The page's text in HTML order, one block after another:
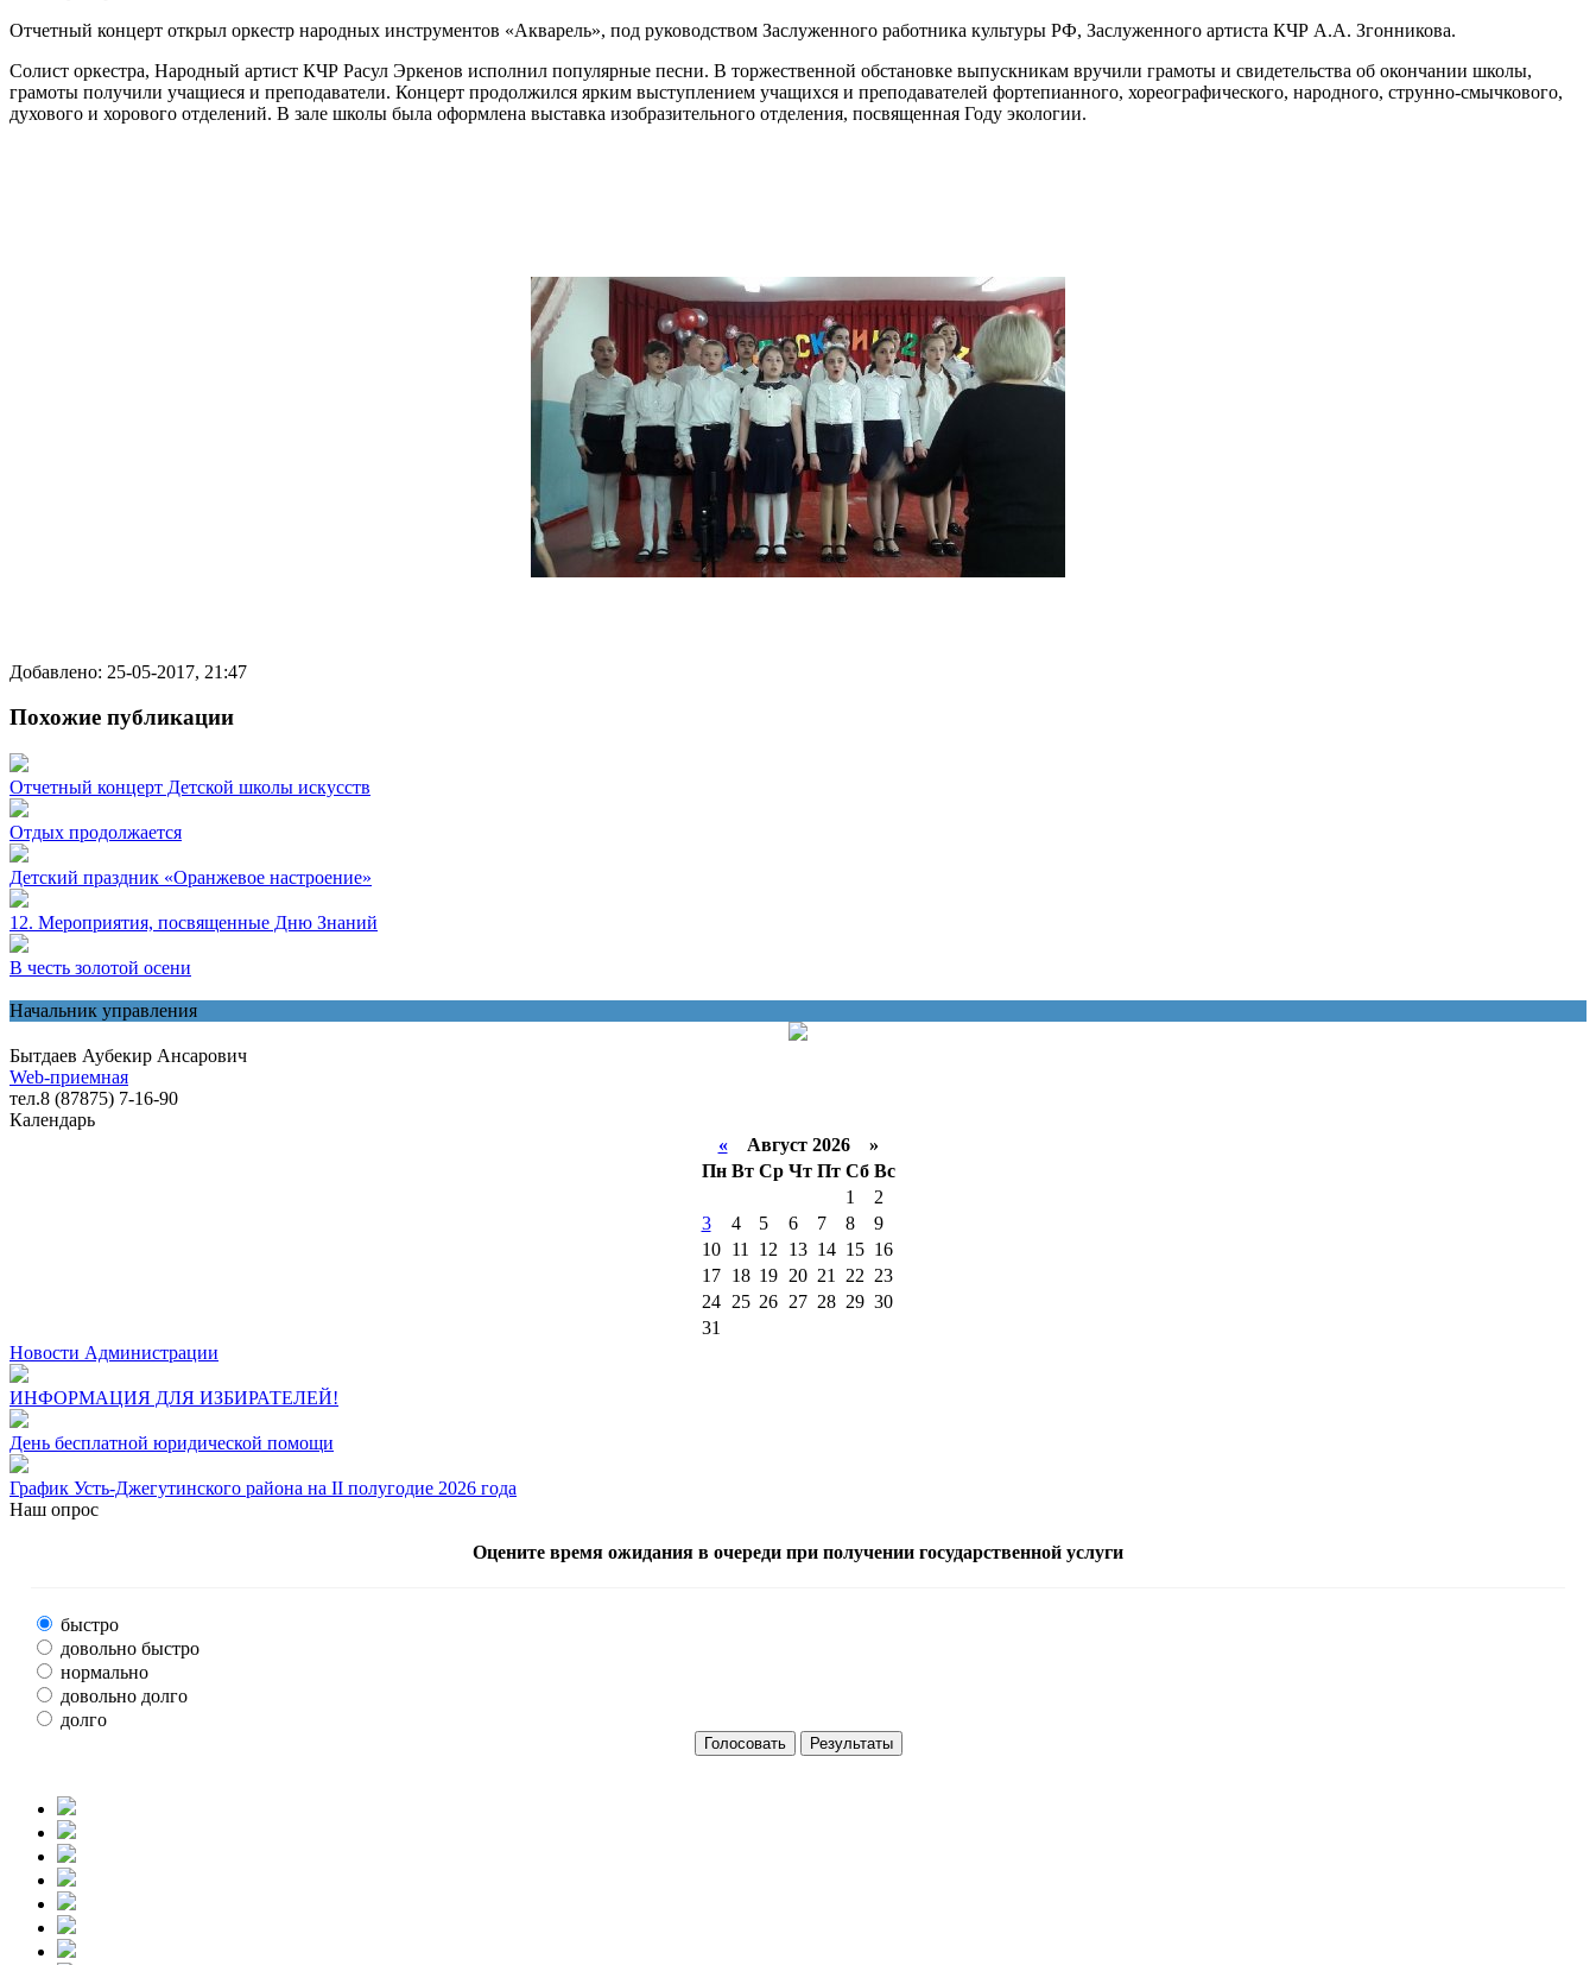
Отчетный концерт открыл оркестр народных инструментов «Акварель», под руководством Заслуженного работника культуры РФ, Заслуженного артиста КЧР А.А. Згонникова.
Солист оркестра, Народный артист КЧР Расул Эркенов исполнил популярные песни. В торжественной обстановке выпускникам вручили грамоты и свидетельства об окончании школы,
грамоты получили учащиеся и преподаватели. Концерт продолжился ярким выступлением учащихся и преподавателей фортепианного, хореографического, народного, струнно-смычкового,
духового и хорового отделений. В зале школы была оформлена выставка изобразительного отделения, посвященная Году экологии.
Добавлено: 25-05-2017, 21:47
Похожие публикации
Отчетный концерт Детской школы искусств
Отдых продолжается
Детский праздник «Оранжевое настроение»
12. Мероприятия, посвященные Дню Знаний
В честь золотой осени
Начальник управления
Бытдаев Аубекир Ансарович
Web-приемная
тел.8 (87875) 7-16-90
Календарь
«Август 2026 »
Пн Вт Ср Чт Пт Сб Вс
1
2
3
4 5 6 7 8
9
10
11 12 13 14 15 16
17
18 19 20 21 22 23
24
25 26 27 28 29 30
31
Новости Администрации
ИНФОРМАЦИЯ ДЛЯ ИЗБИРАТЕЛЕЙ!
День бесплатной юридической помощи
График Усть-Джегутинского района на II полугодие 2026 года
Наш опрос
Оцените время ожидания в очереди при получении государственной услуги
быстро
довольно быстро
нормально
довольно долго
долго